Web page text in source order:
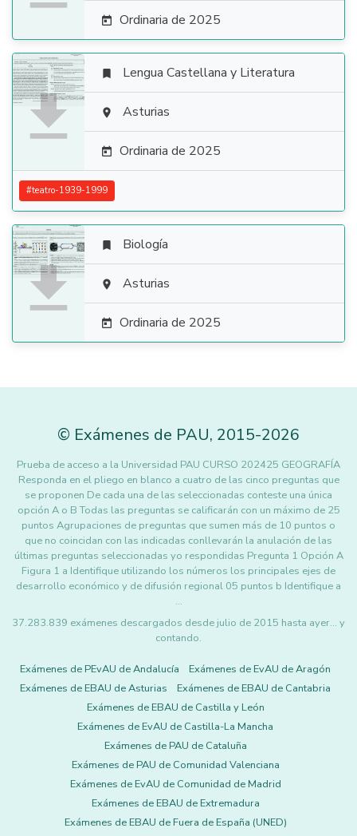
 Ordinaria de 2025

 Lengua Castellana y Literatura
 Asturias
 Ordinaria de 2025
#teatro-1939-1999

 Biología
 Asturias
 Ordinaria de 2025
© Exámenes de PAU, 2015-2026
Prueba de acceso a la Universidad PAU CURSO 202425 GEOGRAFÍA
Responda en el pliego en blanco a cuatro de las cinco preguntas que
se proponen De cada una de las seleccionadas conteste una única
opción A o B Todas las preguntas se calificarán con un máximo de 25
puntos Agrupaciones de preguntas que sumen más de 10 puntos o
que no coincidan con las indicadas conllevarán la anulación de las
últimas preguntas seleccionadas yo respondidas Pregunta 1 Opción A
Figura 1 a Identifique utilizando los números los principales ejes de
desarrollo económico y de difusión regional 05 puntos b Identifique a
…
37.283.839 exámenes descargados desde julio de 2015 hasta ayer... y
contando.
Exámenes de PEvAU de Andalucía
Exámenes de EvAU de Aragón
Exámenes de EBAU de Asturias
Exámenes de EBAU de Cantabria
Exámenes de EBAU de Castilla y León
Exámenes de EvAU de Castilla-La Mancha
Exámenes de PAU de Cataluña
Exámenes de PAU de Comunidad Valenciana
Exámenes de EvAU de Comunidad de Madrid
Exámenes de EBAU de Extremadura
Exámenes de EBAU de Fuera de España (UNED)